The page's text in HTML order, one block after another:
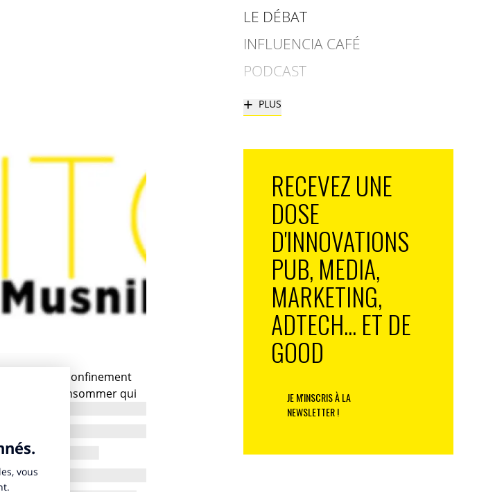
jours de confinement
de consommer qui
n’est pas le
« d’être ». En ces
de préférer, de choisir.
LE DÉBAT
INFLUENCIA CAFÉ
PODCAST
+ PLUS
RECEVEZ UNE
DOSE
D'INNOVATIONS
PUB, MEDIA,
MARKETING,
ADTECH... ET DE
GOOD
JE M'INSCRIS À LA
NEWSLETTER !